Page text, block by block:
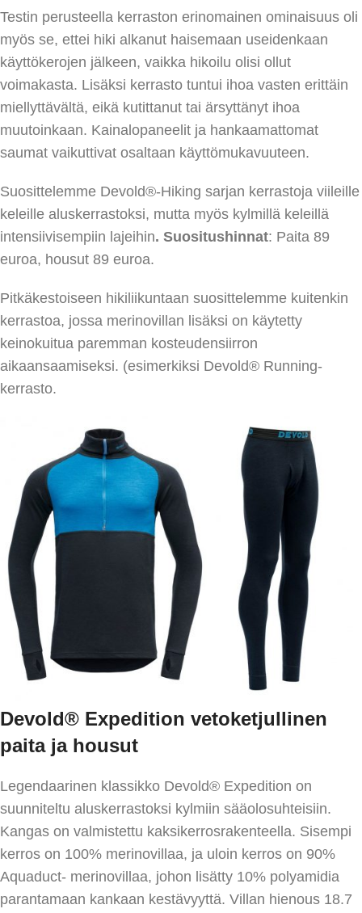
Testin perusteella kerraston erinomainen ominaisuus oli
myös se, ettei hiki alkanut haisemaan useidenkaan
käyttökerojen jälkeen, vaikka hikoilu olisi ollut
voimakasta. Lisäksi kerrasto tuntui ihoa vasten erittäin
miellyttävältä, eikä kutittanut tai ärsyttänyt ihoa
muutoinkaan. Kainalopaneelit ja hankaamattomat
saumat vaikuttivat osaltaan käyttömukavuuteen.
Suosittelemme Devold®-Hiking sarjan kerrastoja viileille
keleille aluskerrastoksi, mutta myös kylmillä keleillä
intensiivisempiin lajeihin. Suositushinnat: Paita 89
euroa, housut 89 euroa.
Pitkäkestoiseen hikiliikuntaan suosittelemme kuitenkin
kerrastoa, jossa merinovillan lisäksi on käytetty
keinokuitua paremman kosteudensiirron
aikaansaamiseksi. (esimerkiksi Devold® Running-
kerrasto.
Devold® Expedition vetoketjullinen
paita ja housut
Legendaarinen klassikko Devold® Expedition on
suunniteltu aluskerrastoksi kylmiin sääolosuhteisiin.
Kangas on valmistettu kaksikerrosrakenteella. Sisempi
kerros on 100% merinovillaa, ja uloin kerros on 90%
Aquaduct- merinovillaa, johon lisätty 10% polyamidia
parantamaan kankaan kestävyyttä. Villan hienous 18.7